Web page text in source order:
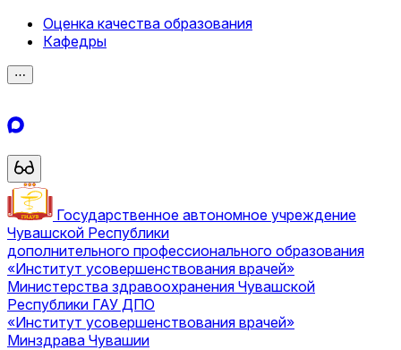
Оценка качества образования
Кафедры
⋯
Государственное автономное учреждение
Чувашской Республики
дополнительного профессионального образования
«Институт усовершенствования врачей»
Министерства здравоохранения Чувашской
Республики ГАУ ДПО
«Институт усовершенствования врачей»
Минздрава Чувашии